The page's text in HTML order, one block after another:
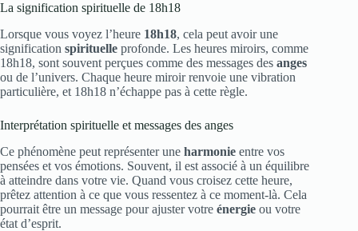
La signification spirituelle de 18h18
Lorsque vous voyez l’heure 18h18, cela peut avoir une
signification spirituelle profonde. Les heures miroirs, comme
18h18, sont souvent perçues comme des messages des anges
ou de l’univers. Chaque heure miroir renvoie une vibration
particulière, et 18h18 n’échappe pas à cette règle.
Interprétation spirituelle et messages des anges
Ce phénomène peut représenter une harmonie entre vos
pensées et vos émotions. Souvent, il est associé à un équilibre
à atteindre dans votre vie. Quand vous croisez cette heure,
prêtez attention à ce que vous ressentez à ce moment-là. Cela
pourrait être un message pour ajuster votre énergie ou votre
état d’esprit.